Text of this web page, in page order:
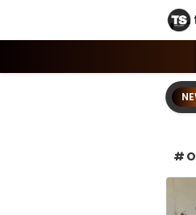
dan SPN Hinai Kumpul